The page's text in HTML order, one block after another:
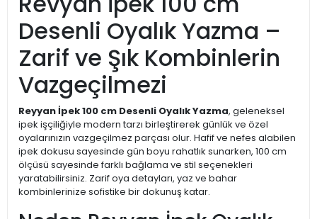
Desenli Oyalık Yazma –
Zarif ve Şık Kombinlerin
Vazgeçilmezi
Reyyan İpek 100 cm Desenli Oyalık Yazma, geleneksel
ipek işçiliğiyle modern tarzı birleştirerek günlük ve özel
oyalarınızın vazgeçilmez parçası olur. Hafif ve nefes alabilen
ipek dokusu sayesinde gün boyu rahatlık sunarken, 100 cm
ölçüsü sayesinde farklı bağlama ve stil seçenekleri
yaratabilirsiniz. Zarif oya detayları, yaz ve bahar
kombinlerinize sofistike bir dokunuş katar.